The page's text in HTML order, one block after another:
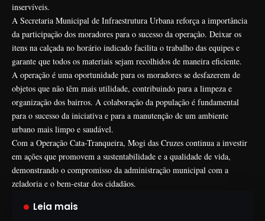
inservíveis.
A Secretaria Municipal de Infraestrutura Urbana reforça a importância
da participação dos moradores para o sucesso da operação. Deixar os
itens na calçada no horário indicado facilita o trabalho das equipes e
garante que todos os materiais sejam recolhidos de maneira eficiente.
A operação é uma oportunidade para os moradores se desfazerem de
objetos que não têm mais utilidade, contribuindo para a limpeza e
organização dos bairros. A colaboração da população é fundamental
para o sucesso da iniciativa e para a manutenção de um ambiente
urbano mais limpo e saudável.
Com a Operação Cata-Tranqueira, Mogi das Cruzes continua a investir
em ações que promovem a sustentabilidade e a qualidade de vida,
demonstrando o compromisso da administração municipal com a
zeladoria e o bem-estar dos cidadãos.
Leia mais